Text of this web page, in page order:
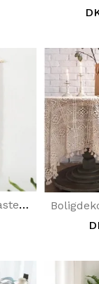
Nordic Gobelin Kvaster Håndlavet Vævet Baggrund Vægophæng